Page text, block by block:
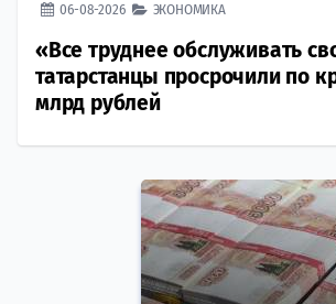
06-08-2026 ЭКОНОМИКА
«Все труднее обслуживать
татарстанцы просрочили по
млрд рублей